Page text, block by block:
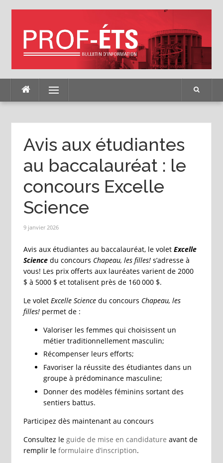
Menu
Avis aux étudiantes
au baccalauréat : le
concours Excelle
Science
9 janvier 2026
Avis aux étudiantes au baccalauréat, le volet Excelle
Sciencedu concours Chapeau, les filles!s’adresse à
vous! Les prix offerts aux lauréates varient de 2000
$ à 5000 $ et totalisent près de 160 000 $.
Le volet Excelle Sciencedu concours Chapeau, les
filles!permet de :
Valoriser les femmes qui choisissent un
métier traditionnellement masculin;
Récompenser leurs efforts;
Favoriser la réussite des étudiantes dans un
groupe à prédominance masculine;
Donner des modèles féminins sortant des
sentiers battus.
Participez dès maintenant au concours
Consultez le guide de mise en candidature avant de
remplir le formulaire d’inscription.